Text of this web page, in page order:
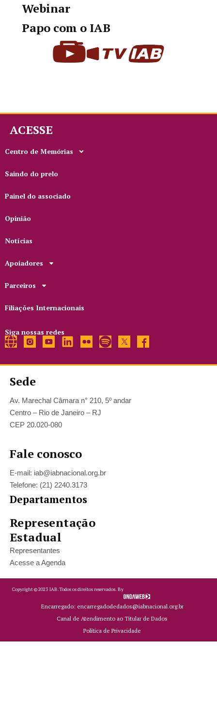
Webinar
Papo com o IAB
ACESSE
Centro de Memórias
Saindo do prelo
Painel do associado
Opinião
Notícias
Apoiadores
Parceiros
Filiações Internacionais
Siga nossas redes
Sede
Av. Marechal Câmara n° 210, 5º andar
Centro – Rio de Janeiro – RJ
CEP 20.020-080
Fale conosco
E-mail: iab@iabnacional.org.br
Telefone: (21) 2240.3173
Departamentos
Representação
Estadual
Representantes
Acesse a Agenda
Copyright ©2023 IAB.Todos os direitos reservados. By
Encarregado: encarregadodedados@iabnacional.org.br
Canal de Atendimento ao Titular de Dados
Política de Privacidade